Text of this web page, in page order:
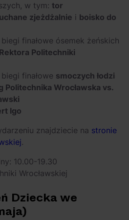
w tym: tor
zjeżdżalnie i boisko do
finałowe ósemek żeńskich
Politechniki
finałowe smoczych łodzi
Politechnika Wrocławska vs.
Igo
znajdziecie na stronie
.
10.00-19.30
Wrocławskiej
Dziecka we